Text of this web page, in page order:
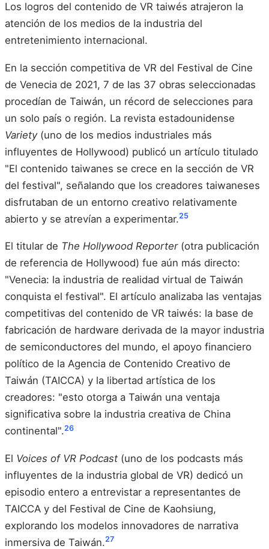
Los logros del contenido de VR taiwés atrajeron la
atención de los medios de la industria del
entretenimiento internacional.
En la sección competitiva de VR del Festival de Cine
de Venecia de 2021, 7 de las 37 obras seleccionadas
procedían de Taiwán, un récord de selecciones para
un solo país o región. La revista estadounidense
Variety(uno de los medios industriales más
influyentes de Hollywood) publicó un artículo titulado
"El contenido taiwanes se crece en la sección de VR
del festival", señalando que los creadores taiwaneses
disfrutaban de un entorno creativo relativamente
abierto y se atrevían a experimentar.25
El titular de The Hollywood Reporter(otra publicación
de referencia de Hollywood) fue aún más directo:
"Venecia: la industria de realidad virtual de Taiwán
conquista el festival". El artículo analizaba las ventajas
competitivas del contenido de VR taiwés: la base de
fabricación de hardware derivada de la mayor industria
de semiconductores del mundo, el apoyo financiero
político de la Agencia de Contenido Creativo de
Taiwán (TAICCA) y la libertad artística de los
creadores: "esto otorga a Taiwán una ventaja
significativa sobre la industria creativa de China
continental".26
El Voices of VR Podcast (uno de los podcasts más
influyentes de la industria global de VR) dedicó un
episodio entero a entrevistar a representantes de
TAICCA y del Festival de Cine de Kaohsiung,
explorando los modelos innovadores de narrativa
inmersiva de Taiwán.27